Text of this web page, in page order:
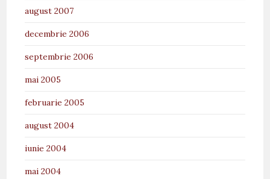
august 2007
decembrie 2006
septembrie 2006
mai 2005
februarie 2005
august 2004
iunie 2004
mai 2004